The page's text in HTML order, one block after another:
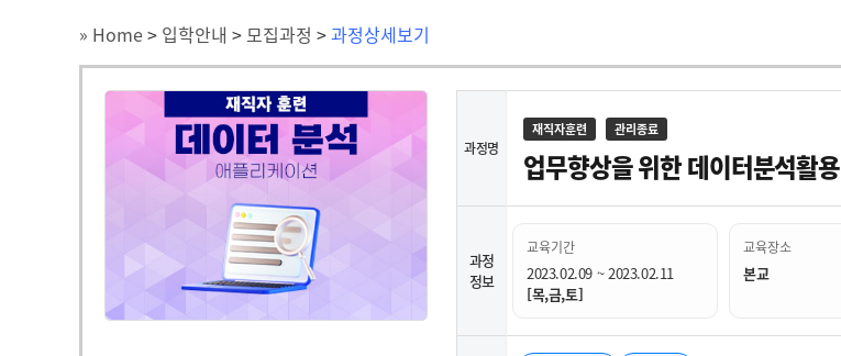
» Home> 입학안내 > 모집과정 >과정상세보기
과정명
재직자훈련 관리종료
업무향상을 위한 데이터분석활용
과정
정보
교육기간
2023.02.09 ~ 2023.02.11
[목,금,토]
교육장소
본교